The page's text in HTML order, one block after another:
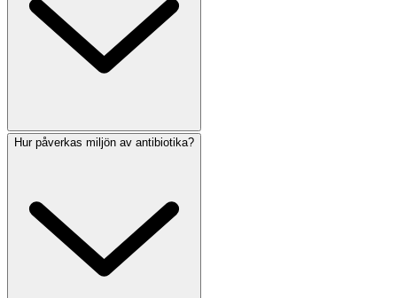
Hur påverkas miljön av antibiotika?